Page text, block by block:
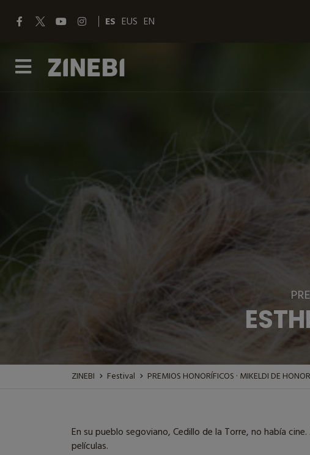
ES EUS EN
ZINEBI Festival PREMIOS HONORÍFICOS · MIKELDI DE HONOR
En su pueblo segoviano, Cedillo de la Torre, no había
películas.